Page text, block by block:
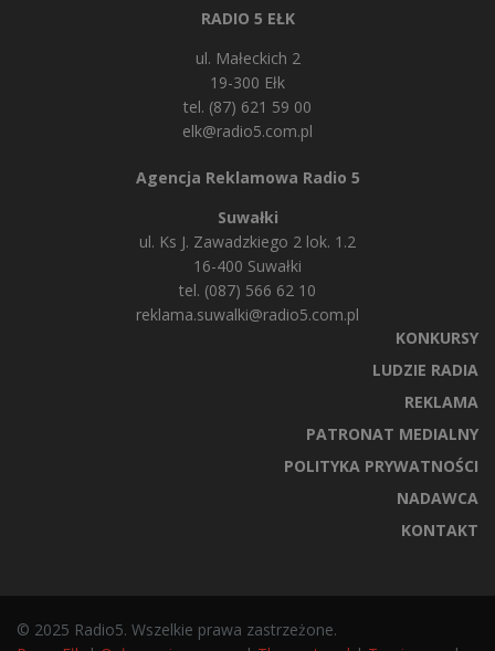
RADIO 5 EŁK
ul. Małeckich 2
19-300 Ełk
tel. (87) 621 59 00
elk@radio5.com.pl
Agencja Reklamowa Radio 5
Suwałki
ul. Ks J. Zawadzkiego 2 lok. 1.2
16-400 Suwałki
tel. (087) 566 62 10
reklama.suwalki@radio5.com.pl
KONKURSY
LUDZIE RADIA
REKLAMA
PATRONAT MEDIALNY
POLITYKA PRYWATNOŚCI
NADAWCA
KONTAKT
© 2025 Radio5. Wszelkie prawa zastrzeżone.